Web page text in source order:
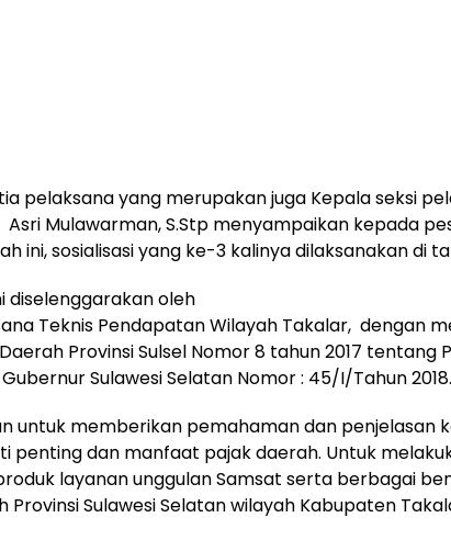
pelaksana yang merupakan juga Kepala seksi
Asri Mulawarman, S.Stp menyampaikan kepada
ini, sosialisasi yang ke-3 kalinya dilaksanakan di
diselenggarakan oleh
Teknis Pendapatan Wilayah Takalar, dengan
Provinsi Sulsel Nomor 8 tahun 2017 tentang
Sulawesi Selatan Nomor : 45/I/Tahun 2018.
untuk memberikan pemahaman dan penjelasan
penting dan manfaat pajak daerah. Untuk
layanan unggulan Samsat serta berbagai
Provinsi Sulawesi Selatan wilayah Kabupaten